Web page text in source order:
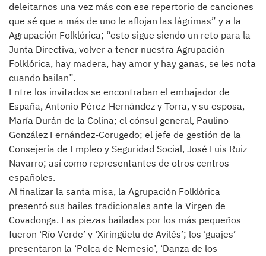
deleitarnos una vez más con ese repertorio de canciones
que sé que a más de uno le aflojan las lágrimas” y a la
Agrupación Folklórica; “esto sigue siendo un reto para la
Junta Directiva, volver a tener nuestra Agrupación
Folklórica, hay madera, hay amor y hay ganas, se les nota
cuando bailan”.
Entre los invitados se encontraban el embajador de
España, Antonio Pérez-Hernández y Torra, y su esposa,
María Durán de la Colina; el cónsul general, Paulino
González Fernández-Corugedo; el jefe de gestión de la
Consejería de Empleo y Seguridad Social, José Luis Ruiz
Navarro; así como representantes de otros centros
españoles.
Al finalizar la santa misa, la Agrupación Folklórica
presentó sus bailes tradicionales ante la Virgen de
Covadonga. Las piezas bailadas por los más pequeños
fueron ‘Río Verde’ y ‘Xiringüelu de Avilés’; los ‘guajes’
presentaron la ‘Polca de Nemesio’, ‘Danza de los